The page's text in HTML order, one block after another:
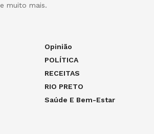
muito mais.
Opinião
POLÍTICA
RECEITAS
RIO PRETO
Saúde E Bem-Estar